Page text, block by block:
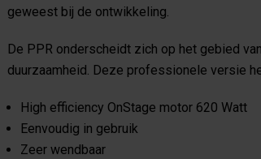
geweest bij de ontwikkeling.
De PPR onderscheidt zich op het gebied
duurzaamheid. Deze professionele versie
High efficiency OnStage motor 620 Watt
Eenvoudig in gebruik
Zeer wendbaar